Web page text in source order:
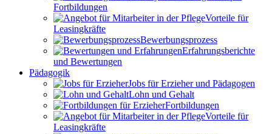
Fortbildungen
Vorteile für
Leasingkräfte
Bewerbungsprozess
Erfahrungsberichte
und Bewertungen
Pädagogik
Jobs für Erzieher und Pädagogen
Lohn und Gehalt
Fortbildungen
Vorteile für
Leasingkräfte